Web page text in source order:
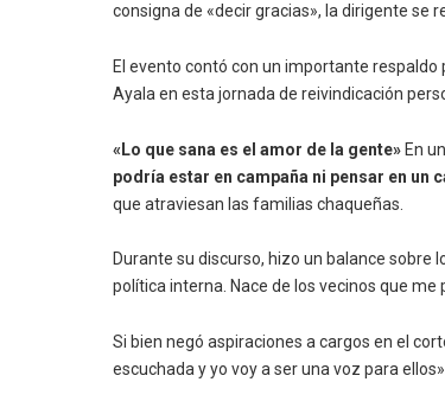
consigna de «decir gracias», la dirigente se
El evento contó con un importante
Ayala en esta jornada de reivindicación
«Lo que sana es el amor de la gente»En
podría estar en campaña ni pensar en un
que atraviesan las familias chaqueñas.
Durante su discurso, hizo un balance sobre
política interna. Nace de los vecinos que
Si bien negó aspiraciones a cargos en el
escuchada y yo voy a ser una voz para